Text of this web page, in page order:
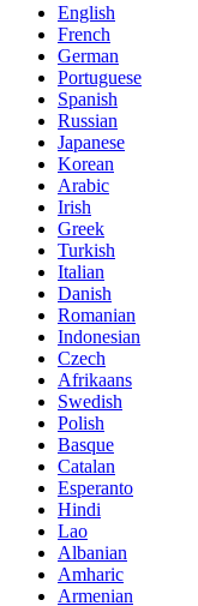
English
French
German
Portuguese
Spanish
Russian
Japanese
Korean
Arabic
Irish
Greek
Turkish
Italian
Danish
Romanian
Indonesian
Czech
Afrikaans
Swedish
Polish
Basque
Catalan
Esperanto
Hindi
Lao
Albanian
Amharic
Armenian